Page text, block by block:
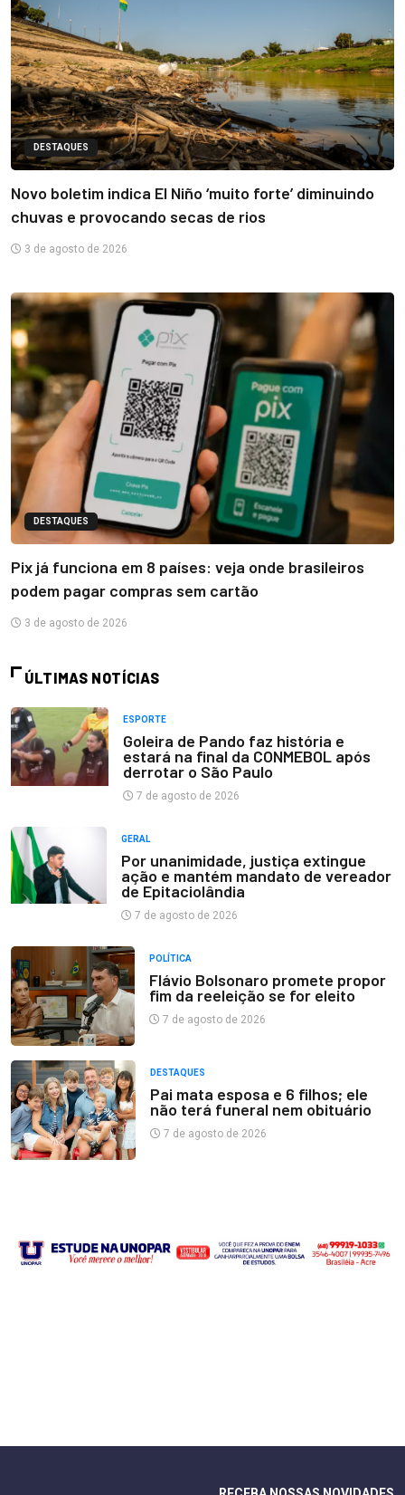
DESTAQUES
Novo boletim indica El Niño ‘muito forte’ diminuindo
chuvas e provocando secas de rios
3 de agosto de 2026
DESTAQUES
Pix já funciona em 8 países: veja onde brasileiros
podem pagar compras sem cartão
3 de agosto de 2026
ÚLTIMAS NOTÍCIAS
ESPORTE
Goleira de Pando faz história e
estará na final da CONMEBOL após
derrotar o São Paulo
7 de agosto de 2026
GERAL
Por unanimidade, justiça extingue
ação e mantém mandato de vereador
de Epitaciolândia
7 de agosto de 2026
POLÍTICA
Flávio Bolsonaro promete propor
fim da reeleição se for eleito
7 de agosto de 2026
DESTAQUES
Pai mata esposa e 6 filhos; ele
não terá funeral nem obituário
7 de agosto de 2026